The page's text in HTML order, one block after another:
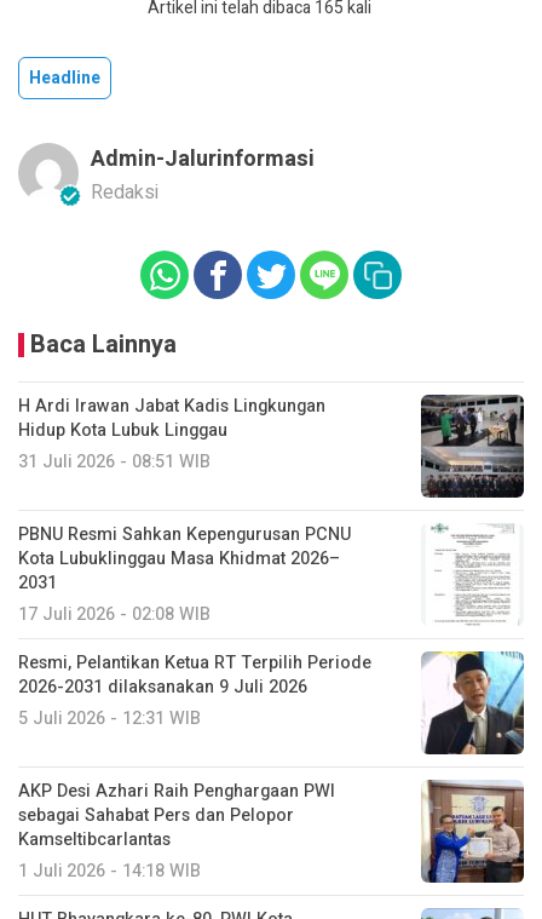
Artikel ini telah dibaca 165 kali
Headline
Admin-Jalurinformasi
Redaksi
Baca Lainnya
H Ardi Irawan Jabat Kadis Lingkungan
Hidup Kota Lubuk Linggau
31 Juli 2026 - 08:51 WIB
PBNU Resmi Sahkan Kepengurusan PCNU
Kota Lubuklinggau Masa Khidmat 2026–
2031
17 Juli 2026 - 02:08 WIB
Resmi, Pelantikan Ketua RT Terpilih Periode
2026-2031 dilaksanakan 9 Juli 2026
5 Juli 2026 - 12:31 WIB
AKP Desi Azhari Raih Penghargaan PWI
sebagai Sahabat Pers dan Pelopor
Kamseltibcarlantas
1 Juli 2026 - 14:18 WIB